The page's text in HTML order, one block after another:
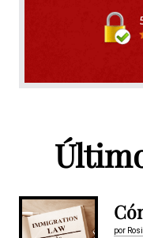
A
n
a
por